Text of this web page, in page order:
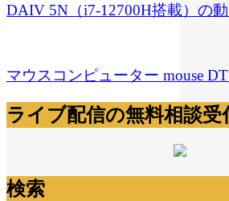
DAIV 5N（i7-12700H搭載）の
マウスコンピューター mouse
ライブ配信の無料相談受
検索